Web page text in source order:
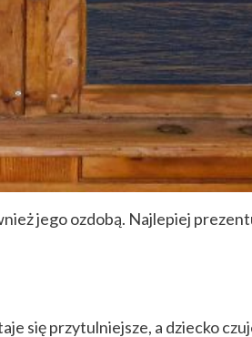
jego ozdobą. Najlepiej
się przytulniejsze, a dziecko